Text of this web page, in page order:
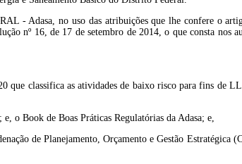
- Adasa, no uso das atribuições que lhe confere o
nº 16, de 17 de setembro de 2014, o que consta nos
classifica as atividades de baixo risco para fins de
o Book de Boas Práticas Regulatórias da Adasa; e,
de Planejamento, Orçamento e Gestão Estratégica